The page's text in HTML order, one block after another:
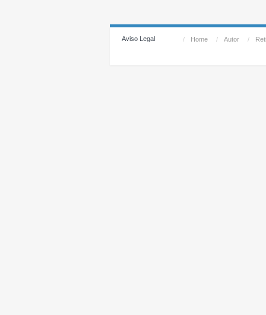
Aviso Legal / Home / Autor /